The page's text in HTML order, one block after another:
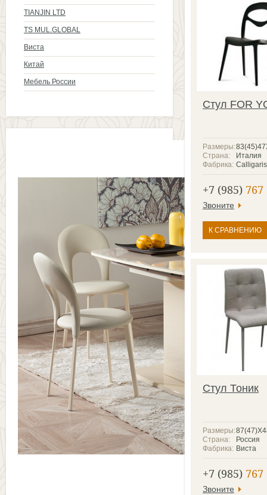
TIANJIN LTD
TS MUL.GLOBAL
Виста
Китай
Мебель России
Стул FOR
Размеры:
Италия
Страна:
Calligaris
Фабрика:
+7 (985) 767
Звоните
К СРАВНЕНИЮ
Стул Тоник
Размеры:
Россия
Страна:
Виста
Фабрика:
+7 (985) 767
Звоните